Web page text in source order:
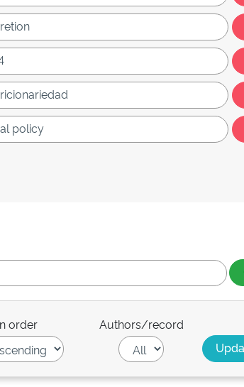
order Authors/record